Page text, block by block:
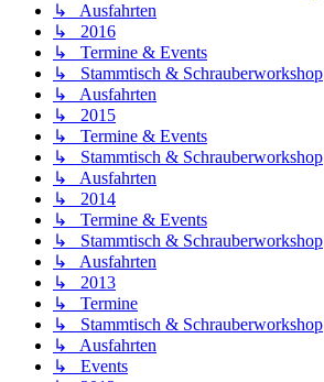
↳ Ausfahrten
↳ 2016
↳ Termine & Events
↳ Stammtisch & Schrauberworkshop
↳ Ausfahrten
↳ 2015
↳ Termine & Events
↳ Stammtisch & Schrauberworkshop
↳ Ausfahrten
↳ 2014
↳ Termine & Events
↳ Stammtisch & Schrauberworkshop
↳ Ausfahrten
↳ 2013
↳ Termine
↳ Stammtisch & Schrauberworkshop
↳ Ausfahrten
↳ Events